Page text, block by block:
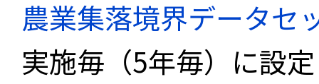
農業集落境界データセ
実施毎（5年毎）に設